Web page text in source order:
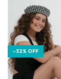
-32% OFF